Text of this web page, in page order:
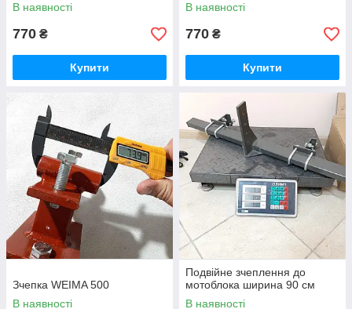
В наявності
770 ₴
Купити
В наявності
770 ₴
Купити
Зчепка WEIMA 500
В наявності
Подвійне зчеплення до
мотоблока ширина 90 см
В наявності